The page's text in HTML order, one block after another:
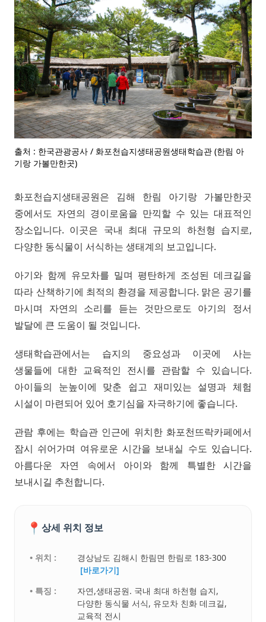
출처 : 한국관광공사 / 화포천습지생태공원생태학습관 (한림 아
기랑 가볼만한곳)
화포천습지생태공원은 김해 한림 아기랑 가볼만한곳
중에서도 자연의 경이로움을 만끽할 수 있는 대표적인
장소입니다. 이곳은 국내 최대 규모의 하천형 습지로,
다양한 동식물이 서식하는 생태계의 보고입니다.
아기와 함께 유모차를 밀며 평탄하게 조성된 데크길을
따라 산책하기에 최적의 환경을 제공합니다. 맑은 공기를
마시며 자연의 소리를 듣는 것만으로도 아기의 정서
발달에 큰 도움이 될 것입니다.
생태학습관에서는 습지의 중요성과 이곳에 사는
생물들에 대한 교육적인 전시를 관람할 수 있습니다.
아이들의 눈높이에 맞춘 쉽고 재미있는 설명과 체험
시설이 마련되어 있어 호기심을 자극하기에 좋습니다.
관람 후에는 학습관 인근에 위치한 화포천뜨락카페에서
잠시 쉬어가며 여유로운 시간을 보내실 수도 있습니다.
아름다운 자연 속에서 아이와 함께 특별한 시간을
보내시길 추천합니다.
📍 상세 위치 정보
• 위치 :
경상남도 김해시 한림면 한림로 183-300
[바로가기]
• 특징 :
자연,생태공원. 국내 최대 하천형 습지,
다양한 동식물 서식, 유모차 친화 데크길,
교육적 전시